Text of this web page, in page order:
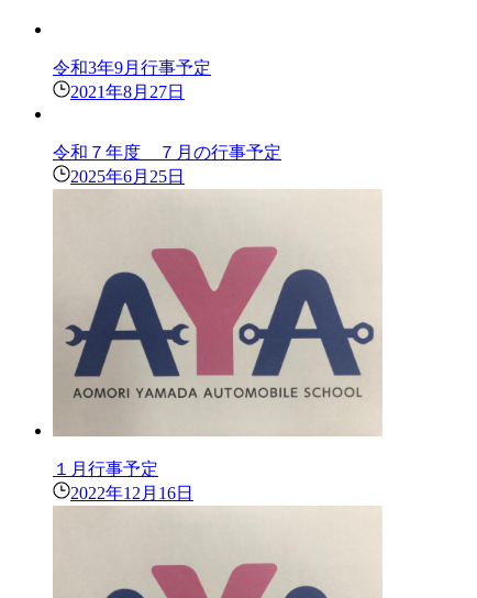
令和3年9月行事予定
2021年8月27日
令和７年度 ７月の行事予定
2025年6月25日
１月行事予定
2022年12月16日